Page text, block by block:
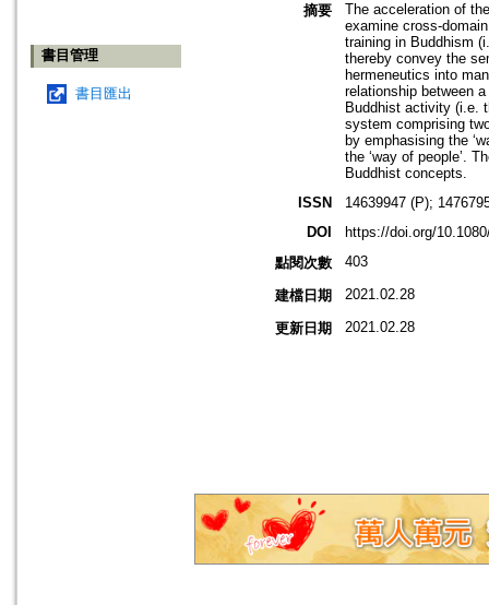
書目管理
書目匯出
摘要
The acceleration of
examine cross-
training in Buddhism
thereby convey the
hermeneutics into
relationship between
Buddhist activity (i.e.
system comprising
by emphasising the
the ‘way of people’.
Buddhist concepts.
ISSN
14639947 (P);
DOI
https://doi.org/
點閱次數
403
建檔日期 2021.02.28
更新日期 2021.02.28